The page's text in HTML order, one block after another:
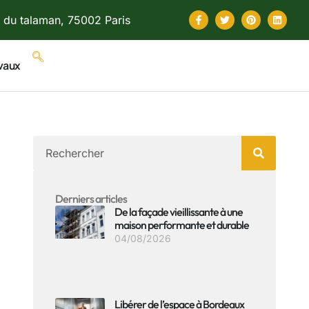
du talaman, 75002 Paris
Derniers articles
De la façade vieillissante à une
maison performante et durable
04/08/2026
Libérer de l’espace à Bordeaux